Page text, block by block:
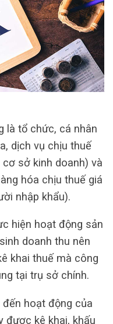
là tổ chức, cá nhân
dịch vụ chịu thuế
sở kinh doanh) và
hóa chịu thuế giá
nhập khẩu).
hiện hoạt động sản
doanh thu nên
khai thuế mà công
tại trụ sở chính.
hoạt động của
được kê khai, khấu